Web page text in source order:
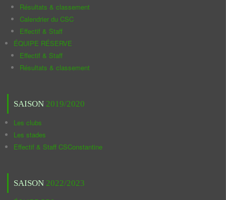
Résultats & classement
Calendrier du CSC
Effectif & Staff
ÉQUIPE RÉSERVE
Effectif & Staff
Résultats & classement
SAISON 2019/2020
Les clubs
Les stades
Effectif & Staff CSConstantine
SAISON 2022/2023